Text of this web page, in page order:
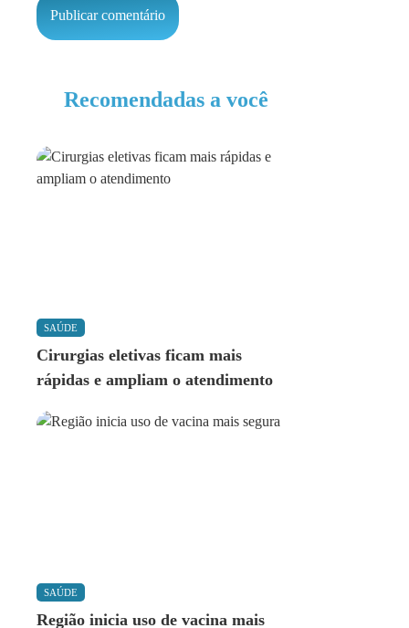
Recomendadas a você
SAÚDE
Cirurgias eletivas ficam mais
rápidas e ampliam o atendimento
SAÚDE
Região inicia uso de vacina mais